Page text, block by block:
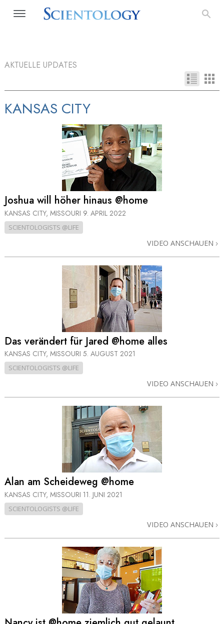
AKTUELLE UPDATES
KANSAS CITY
Joshua will höher hinaus @home
KANSAS CITY, MISSOURI 9. APRIL 2022
SCIENTOLOGISTS @LIFE
VIDEO ANSCHAUEN
Das verändert für Jared @home alles
KANSAS CITY, MISSOURI 5. AUGUST 2021
SCIENTOLOGISTS @LIFE
VIDEO ANSCHAUEN
Alan am Scheideweg @home
KANSAS CITY, MISSOURI 11. JUNI 2021
SCIENTOLOGISTS @LIFE
VIDEO ANSCHAUEN